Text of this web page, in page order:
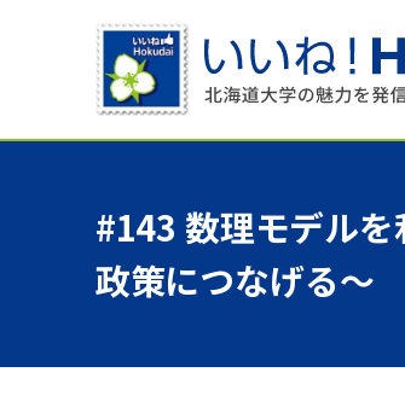
#143 数理モデルを
政策につなげる〜